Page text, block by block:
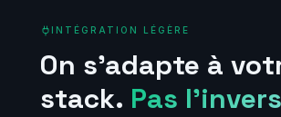
INTÉGRATION LÉGÈRE
On s'adapte à
stack. Pas